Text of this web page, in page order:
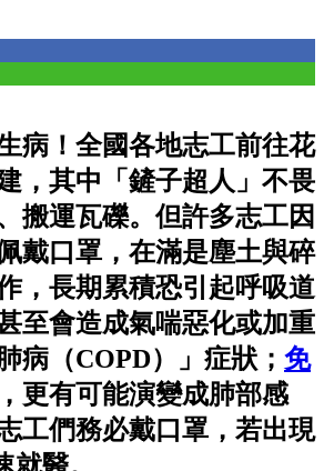
病！全國各地志工前往花
，其中「鏟子超人」不畏
搬運瓦礫。但許多志工因
戴口罩，在滿是塵土與碎
，長期累積恐引起呼吸道
至會造成氣喘惡化或加重
病（COPD）」症狀； 免
更有可能演變成肺部感
工們務必戴口罩，若出現